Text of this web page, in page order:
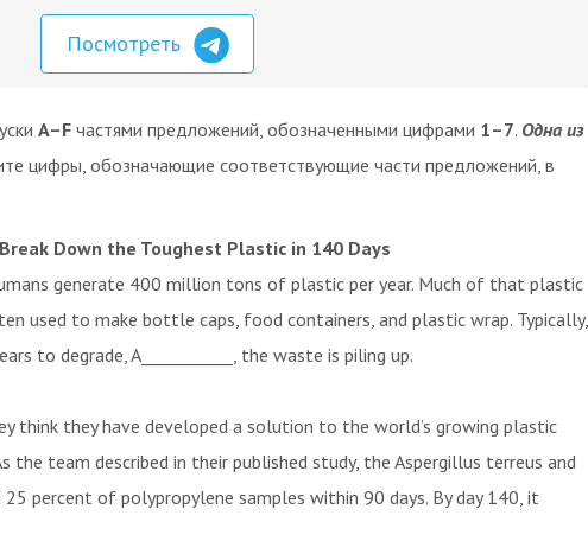
Посмотреть
A–F частями предложений, обозначенными цифрами 1–7. Одна из
цифры, обозначающие соответствующие части предложений, в
Down the Toughest Plastic in 140 Days
generate 400 million tons of plastic per year. Much of that plastic
used to make bottle caps, food containers, and plastic wrap. Typically,
to degrade, A___________, the waste is piling up.
think they have developed a solution to the world’s growing plastic
the team described in their published study, the Aspergillus terreus and
percent of polypropylene samples within 90 days. By day 140, it